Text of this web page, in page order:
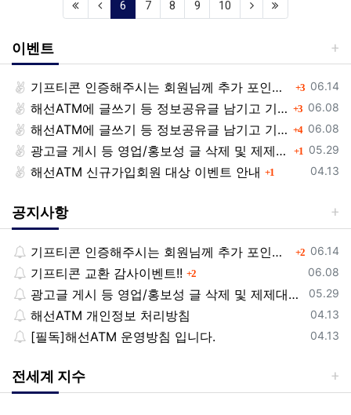
6 (current)
7 8 9 10
이벤트
등록일
06.14
기프티콘 인증해주시는 회원님께 추가 포인트 쏩니다!! 3댓글
등록일
06.08
해선ATM에 글쓰기 등 정보공유글 남기고 기프티콘 받자! 3댓글
등록일
06.08
해선ATM에 글쓰기 등 정보공유글 남기고 기프티콘 받자! 4댓글
등록일
05.29
광고글 게시 등 영업/홍보성 글 삭제 및 제제대상입니다. 1댓글
등록일
04.13
해선ATM 신규가입회원 대상 이벤트 안내 1
공지사항
등록일
06.14
기프티콘 인증해주시는 회원님께 추가 포인트 쏩니다!! 2댓글
등록일
06.08
기프티콘 교환 감사이벤트!! 2댓글
등록일
05.29
광고글 게시 등 영업/홍보성 글 삭제 및 제제대상입니다.
등록일
04.13
해선ATM 개인정보 처리방침
등록일
04.13
[필독]해선ATM 운영방침 입니다.
전세계 지수